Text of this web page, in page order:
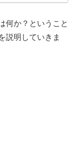
何か？ということ
説明していきま